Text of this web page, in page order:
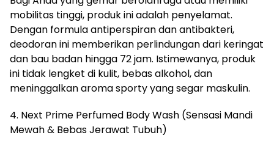
mobilitas tinggi, produk ini adalah penyelamat.
Dengan formula antiperspiran dan antibakteri,
deodoran ini memberikan perlindungan dari keringat
dan bau badan hingga 72 jam. Istimewanya, produk
ini tidak lengket di kulit, bebas alkohol, dan
meninggalkan aroma sporty yang segar maskulin.
4. Next Prime Perfumed Body Wash (Sensasi Mandi
Mewah & Bebas Jerawat Tubuh)